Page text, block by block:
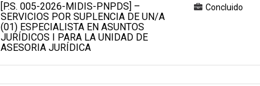
[P.S. 005-2026-MIDIS-PNPDS] –
SERVICIOS POR SUPLENCIA DE UN/A
(01) ESPECIALISTA EN ASUNTOS
JURÍDICOS I PARA LA UNIDAD DE
ASESORIA JURÍDICA
Concluido